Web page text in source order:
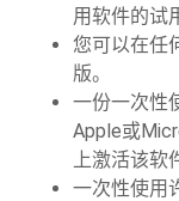
用软件的试
您可以在任
版。
一份一次性
Apple或
上激活该软
一次性使用